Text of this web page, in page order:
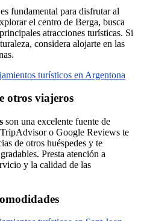
fundamental para disfrutar al
el centro de Berga, busca
atracciones turísticas. Si
considera alojarte en las
turísticos en Argentona
otros viajeros
son una excelente fuente de
o Google Reviews te
de otros huéspedes y te
Presta atención a
y la calidad de las